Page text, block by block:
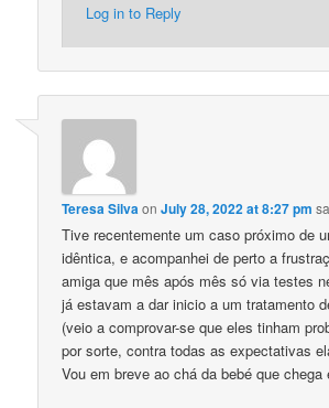
Log in to Reply
Teresa SilvaonJuly 28, 2022 at 8:27 pm
Tive recentemente um caso próximo de
idêntica, e acompanhei de perto a
amiga que mês após mês só via testes
já estavam a dar inicio a um tratamento
(veio a comprovar-se que eles tinham
por sorte, contra todas as expectativas
Vou em breve ao chá da bebé que chega